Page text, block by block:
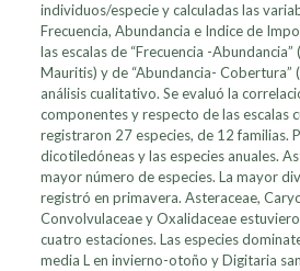
individuos/especie y calculadas las
Frecuencia, Abundancia e Indice de
las escalas de “Frecuencia -Abundancia”
Mauritis) y de “Abundancia- Cobertura”
análisis cualitativo. Se evaluó la
componentes y respecto de las escalas
registraron 27 especies, de 12 familias.
dicotiledóneas y las especies anuales.
mayor número de especies. La mayor
registró en primavera. Asteraceae,
Convolvulaceae y Oxalidaceae
cuatro estaciones. Las especies
media L en invierno-otoño y Digitaria